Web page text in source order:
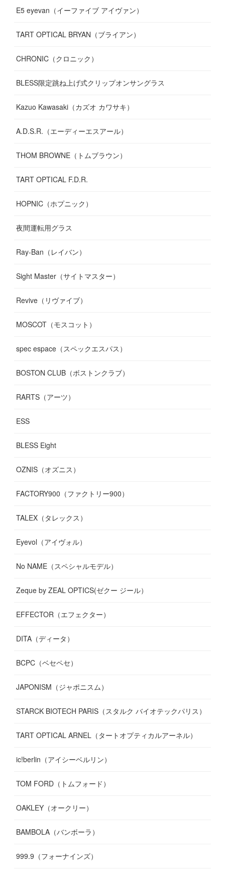
(17)
E5 eyevan（イーファイブ アイヴァン）
TART OPTICAL BRYAN（ブライアン）
CHRONIC（クロニック）
BLESS限定跳ね上げ式クリップオンサングラス
Kazuo Kawasaki（カズオ カワサキ）
A.D.S.R.（エーディーエスアール）
THOM BROWNE（トムブラウン）
TART OPTICAL F.D.R.
HOPNIC（ホプニック）
夜間運転用グラス
Ray-Ban（レイバン）
Sight Master（サイトマスター）
Revive（リヴァイブ）
MOSCOT（モスコット）
spec espace（スペックエスパス）
BOSTON CLUB（ボストンクラブ）
RARTS（アーツ）
ESS
BLESS Eight
OZNIS（オズニス）
FACTORY900（ファクトリー900）
TALEX（タレックス）
Eyevol（アイヴォル）
No NAME（スペシャルモデル）
Zeque by ZEAL OPTICS(ゼクー ジール）
EFFECTOR（エフェクター）
DITA（ディータ）
BCPC（ベセペセ）
JAPONISM（ジャポニスム）
STARCK BIOTECH PARIS（スタルク バイオテックパリス）
TART OPTICAL ARNEL（タートオプティカルアーネル）
ic!berlin（アイシーベルリン）
TOM FORD（トムフォード）
OAKLEY（オークリー）
BAMBOLA（バンボーラ）
999.9（フォーナインズ）